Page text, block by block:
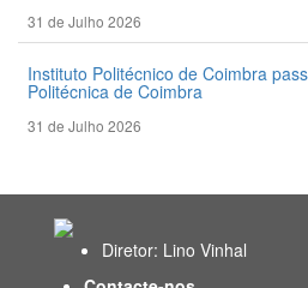
31 de Julho 2026
Instituto Politécnico de Coimbra
Politécnica de Coimbra
31 de Julho 2026
Diretor: Lino Vinhal